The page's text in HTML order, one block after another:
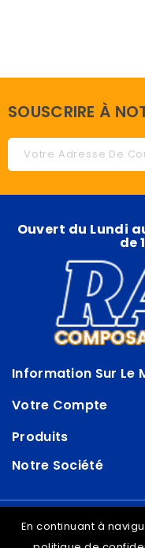
SOUSCRIRE À
Ouvert du Lundi
de
Information Sur Le
Votre Compte
Produits
Notre Société
En continuant à